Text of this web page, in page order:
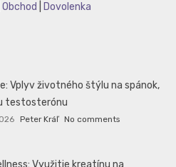
Obchod Dovolenka
Vplyv životného štýlu na spánok,
testosterónu
Peter Kráľ No comments